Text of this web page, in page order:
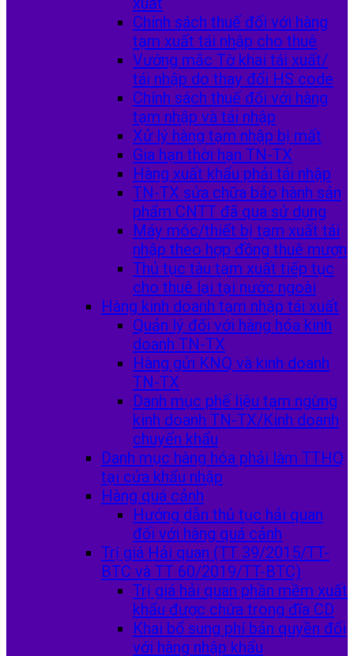
Chính sách thuế đối với hàng
tạm xuất tái nhập cho thuê
Vướng mắc Tờ khai tái xuất/
tái nhập do thay đổi HS code
Chính sách thuế đối với hàng
tạm nhập và tái nhập
Xử lý hàng tạm nhập bị mất
Gia hạn thời hạn TN-TX
Hàng xuất khẩu phải tái nhập
TN-TX sửa chữa bảo hành sản
phẩm CNTT đã qua sử dụng
Máy móc/thiết bị tạm xuất tái
nhập theo hợp đồng thuê mượn
Thủ tục tàu tạm xuất tiếp tục
cho thuê lại tại nước ngoài
Hàng kinh doanh tạm nhập tái xuất
Quản lý đối với hàng hóa kinh
doanh TN-TX
Hàng gửi KNQ và kinh doanh
TN-TX
Danh mục phế liệu tạm ngừng
kinh doanh TN-TX/Kinh doanh
chuyển khẩu
Danh mục hàng hóa phải làm TTHQ
tại cửa khẩu nhập
Hàng quá cảnh
Hướng dẫn thủ tục hải quan
đối với hàng quá cảnh
Trị giá Hải quan (TT 39/2015/TT-
BTC và TT 60/2019/TT-BTC)
Trị giá hải quan phần mềm xuất
khẩu được chứa trong đĩa CD
Khai bổ sung phí bản quyền đối
với hàng nhập khẩu